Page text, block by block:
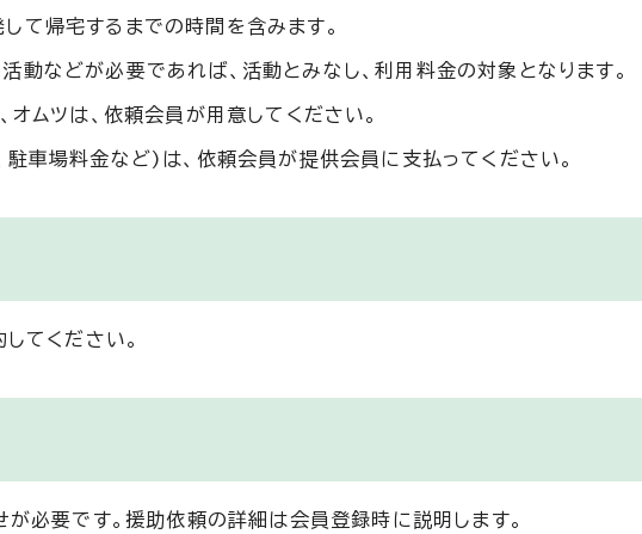
て帰宅するまでの時間を含みます。
動などが必要であれば、活動とみなし、利用料金の対象となります。
ムツは、依頼会員が用意してください。
車場料金など)は、依頼会員が提供会員に支払ってください。
てください。
必要です。援助依頼の詳細は会員登録時に説明します。